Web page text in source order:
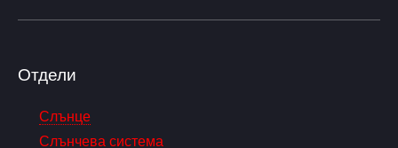
Отдели
Слънце
Слънчева система